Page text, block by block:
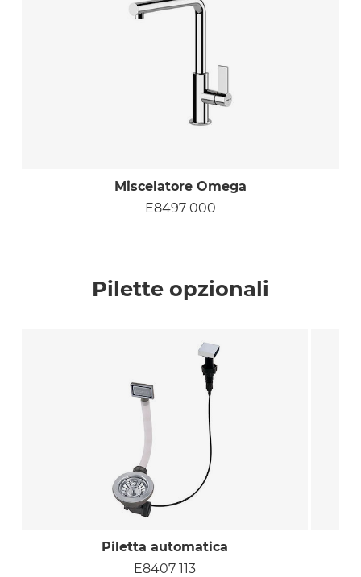
Miscelatore Omega
E8497 000
Pilette opzionali
Piletta automatica
E8407 113